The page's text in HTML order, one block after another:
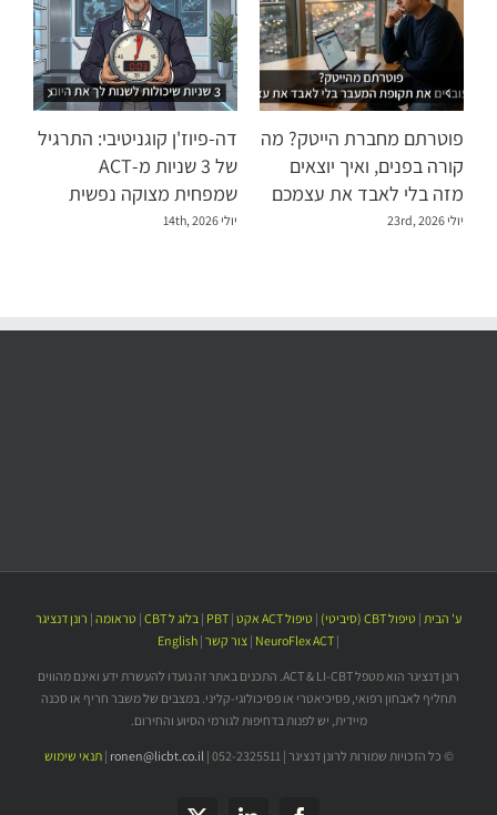
פוטרתם מחברת הייטק? מה
קורה בפנים, ואיך יוצאים
מזה בלי לאבד את עצמכם
יולי 23rd, 2026
דה-פיוז'ן קוגניטיבי: התרגיל
של 3 שניות מ-ACT
שמפחית מצוקה נפשית
יולי 14th, 2026
ע' הבית | טיפול CBT (סיביטי) | טיפול ACT אקט |
PBT
| בלוג ל CBT | טראומה | רונן דנציגר
|
NeuroFlex ACT
| צור קשר |
English
רונן דנציגר הוא מטפל ACT & LI-CBT. התכנים באתר זה נועדו להעשרת ידע ואינם מהווים
תחליף לאבחון רפואי, פסיכיאטרי או פסיכולוגי-קליני. במצבים של משבר חריף או סכנה
מיידית, יש לפנות בדחיפות לגורמי הסיוע והחירום.
© כל הזכויות שמורות לרונן דנציגר | 052-2325511 | ronen@licbt.co.il
|תנאי שימוש